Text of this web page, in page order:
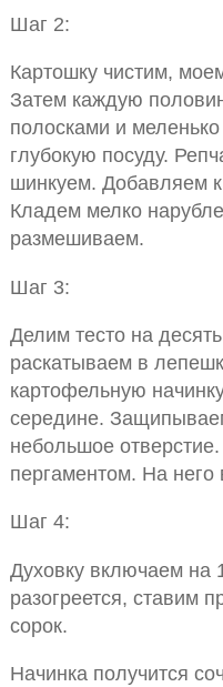
Шаг 2:
Картошку чистим,
Затем каждую
полосками и
глубокую посуду.
шинкуем. Добавляем
Кладем мелко
размешиваем.
Шаг 3:
Делим тесто на
раскатываем в
картофельную
середине.
небольшое
пергаментом. На
Шаг 4:
Духовку включаем на
разогреется, ставим
сорок.
Начинка получится